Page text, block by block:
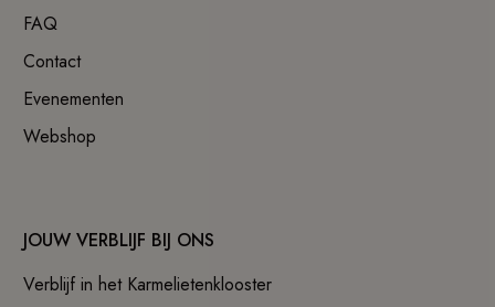
FAQ
Contact
Evenementen
Webshop
JOUW VERBLIJF BIJ ONS
Verblijf in het Karmelietenklooster